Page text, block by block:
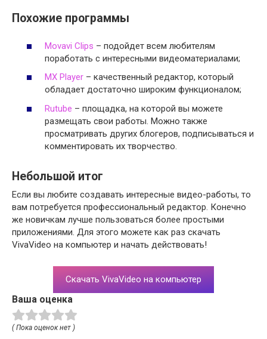
Похожие программы
Movavi Clips – подойдет всем любителям
поработать с интересными видеоматериалами;
MX Player – качественный редактор, который
обладает достаточно широким функционалом;
Rutube – площадка, на которой вы можете
размещать свои работы. Можно также
просматривать других блогеров, подписываться и
комментировать их творчество.
Небольшой итог
Если вы любите создавать интересные видео-работы, то
вам потребуется профессиональный редактор. Конечно
же новичкам лучше пользоваться более простыми
приложениями. Для этого можете как раз скачать
VivaVideo на компьютер и начать действовать!
Скачать VivaVideo на компьютер
Ваша оценка
( Пока оценок нет )